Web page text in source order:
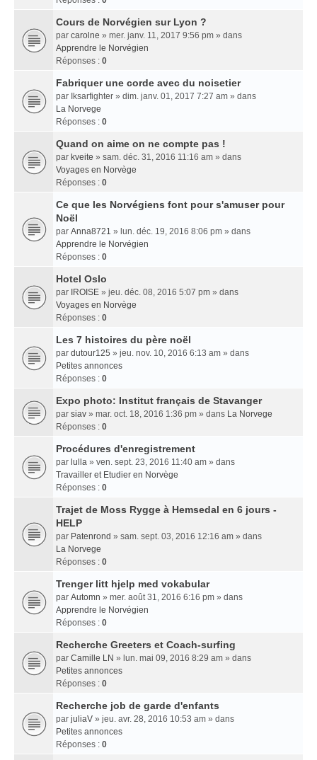
Cours de Norvégien sur Lyon ?
par carolne » mer. janv. 11, 2017 9:56 pm » dans
Apprendre le Norvégien
Réponses : 0
Fabriquer une corde avec du noisetier
par Iksarfighter » dim. janv. 01, 2017 7:27 am » dans
La Norvege
Réponses : 0
Quand on aime on ne compte pas !
par kveite » sam. déc. 31, 2016 11:16 am » dans
Voyages en Norvège
Réponses : 0
Ce que les Norvégiens font pour s'amuser pour
Noël
par Anna8721 » lun. déc. 19, 2016 8:06 pm » dans
Apprendre le Norvégien
Réponses : 0
Hotel Oslo
par IROISE » jeu. déc. 08, 2016 5:07 pm » dans
Voyages en Norvège
Réponses : 0
Les 7 histoires du père noël
par dutour125 » jeu. nov. 10, 2016 6:13 am » dans
Petites annonces
Réponses : 0
Expo photo: Institut français de Stavanger
par siav » mar. oct. 18, 2016 1:36 pm » dans La Norvege
Réponses : 0
Procédures d'enregistrement
par lulla » ven. sept. 23, 2016 11:40 am » dans
Travailler et Etudier en Norvège
Réponses : 0
Trajet de Moss Rygge à Hemsedal en 6 jours -
HELP
par Patenrond » sam. sept. 03, 2016 12:16 am » dans
La Norvege
Réponses : 0
Trenger litt hjelp med vokabular
par Automn » mer. août 31, 2016 6:16 pm » dans
Apprendre le Norvégien
Réponses : 0
Recherche Greeters et Coach-surfing
par Camille LN » lun. mai 09, 2016 8:29 am » dans
Petites annonces
Réponses : 0
Recherche job de garde d'enfants
par juliaV » jeu. avr. 28, 2016 10:53 am » dans
Petites annonces
Réponses : 0